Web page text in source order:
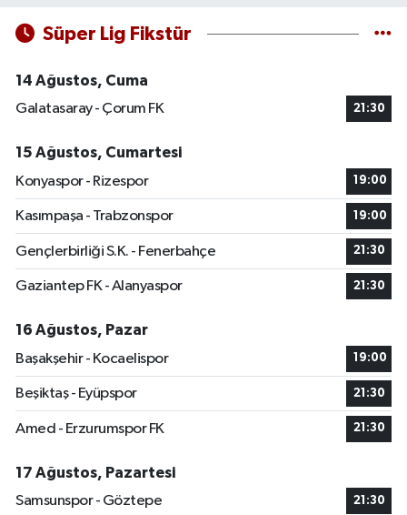
Süper Lig Fikstür
14 Ağustos, Cuma
Galatasaray - Çorum FK
21:30
15 Ağustos, Cumartesi
Konyaspor - Rizespor
19:00
Kasımpaşa - Trabzonspor 19:00
Gençlerbirliği S.K. - Fenerbahçe 21:30
Gaziantep FK - Alanyaspor 21:30
16 Ağustos, Pazar
Başakşehir - Kocaelispor
19:00
Beşiktaş - Eyüpspor 21:30
Amed - Erzurumspor FK 21:30
17 Ağustos, Pazartesi
Samsunspor - Göztepe
21:30